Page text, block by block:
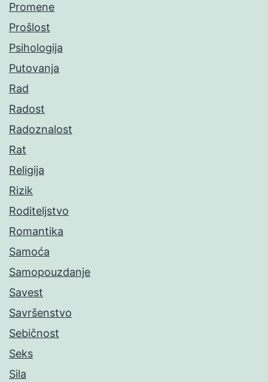
Promene
Prošlost
Psihologija
Putovanja
Rad
Radost
Radoznalost
Rat
Religija
Rizik
Roditeljstvo
Romantika
Samoća
Samopouzdanje
Savest
Savršenstvo
Sebičnost
Seks
Sila